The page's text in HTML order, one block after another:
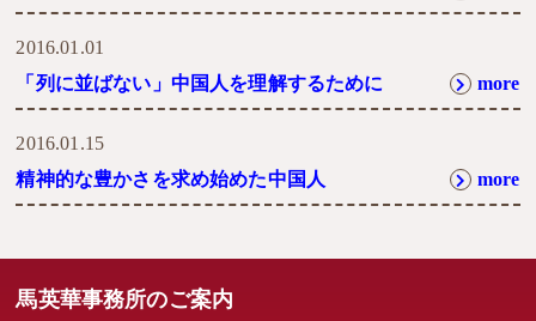
2016.01.01
「列に並ばない」中国人を理解するために
more
2016.01.15
精神的な豊かさを求め始めた中国人
more
馬英華事務所のご案内